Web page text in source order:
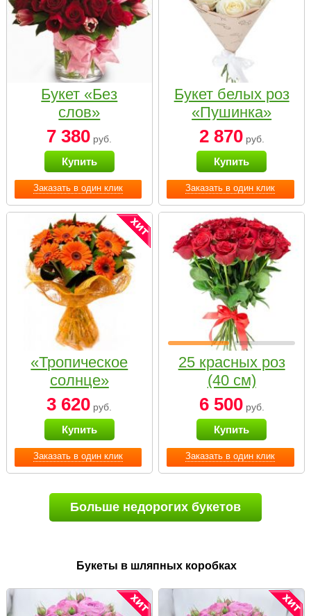
Заказать в один клик
Букет «Без
слов»
7 380 руб.
Купить
Заказать в один клик
Букет белых роз
«Пушинка»
2 870руб.
Купить
Заказать в один клик
«Тропическое
солнце»
3 620 руб.
Купить
Заказать в один клик
25 красных роз
(40 см)
6 500руб.
Купить
Больше недорогих букетов
Букеты в шляпных коробках